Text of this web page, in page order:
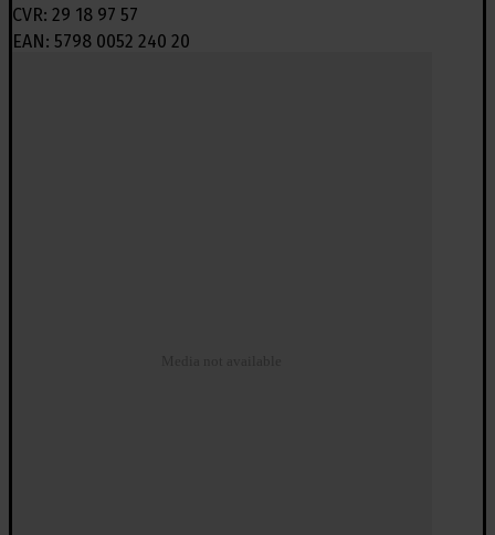
CVR: 29 18 97 57
EAN: 5798 0052 240 20